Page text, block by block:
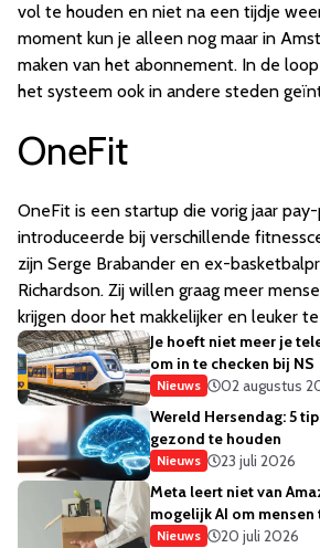
vol te houden en niet na een tijdje
moment kun je alleen nog maar in
maken van het abonnement. In de
het systeem ook in andere steden
OneFit
OneFit is een startup die vorig jaar
introduceerde bij verschillende
zijn Serge Brabander en ex-
Richardson. Zij willen graag meer
krijgen door het makkelijker en leuker
Je hoeft niet meer je
om in te checken bij NS
Nieuws
02 augustus
Wereld Hersendag: 5
gezond te houden
Nieuws
23 juli 2026
Meta leert niet van
mogelijk AI om
Nieuws
20 juli 2026